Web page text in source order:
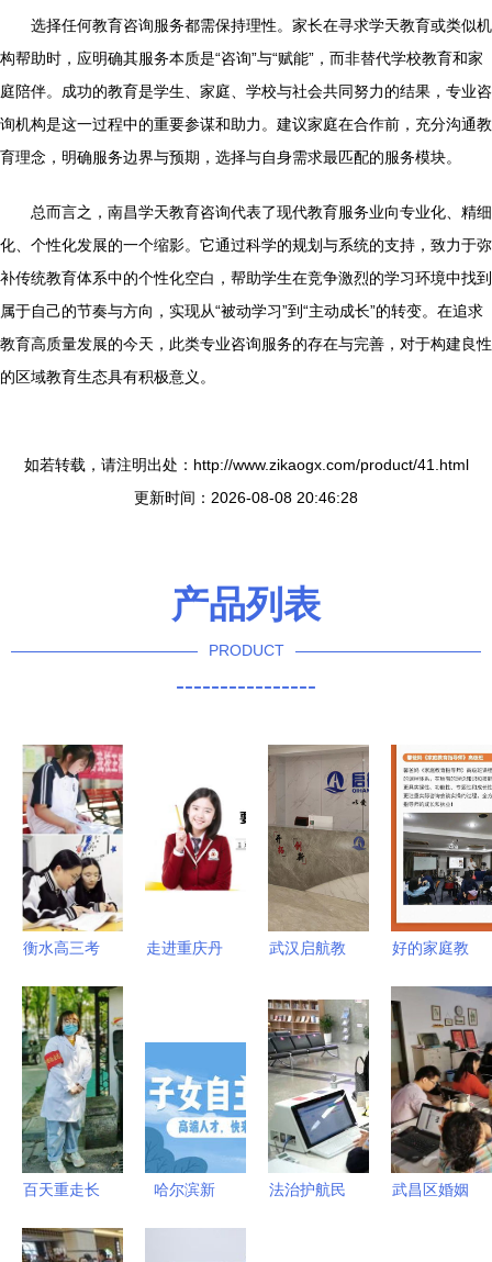
选择任何教育咨询服务都需保持理性。家长在寻求学天教育或类似机
构帮助时，应明确其服务本质是“咨询”与“赋能”，而非替代学校教育和家
庭陪伴。成功的教育是学生、家庭、学校与社会共同努力的结果，专业咨
询机构是这一过程中的重要参谋和助力。建议家庭在合作前，充分沟通教
育理念，明确服务边界与预期，选择与自身需求最匹配的服务模块。
总而言之，南昌学天教育咨询代表了现代教育服务业向专业化、精细
化、个性化发展的一个缩影。它通过科学的规划与系统的支持，致力于弥
补传统教育体系中的个性化空白，帮助学生在竞争激烈的学习环境中找到
属于自己的节奏与方向，实现从“被动学习”到“主动成长”的转变。在追求
教育高质量发展的今天，此类专业咨询服务的存在与完善，对于构建良性
的区域教育生态具有积极意义。
如若转载，请注明出处：http://www.zikaogx.com/product/41.html
更新时间：2026-08-08 20:46:28
产品列表
PRODUCT
----------------
衡水高三考
班机构实力
解析与选择
指南
走进重庆丹
节全览
武汉启航教
制专升本培
训 综合评
估与服务解
析
好的家庭教
父母做到这
3点，孩子
优秀并不难
百天重走长
精神解民忧
哈尔滨新
法治护航民
武昌区婚姻